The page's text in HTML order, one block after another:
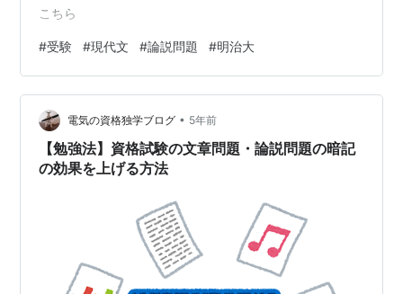
こちら
#受験 #現代文 #論説問題 #明治大
電気の資格独学ブログ • 5年前
【勉強法】資格試験の文章問題・論説問題の暗記
の効果を上げる方法